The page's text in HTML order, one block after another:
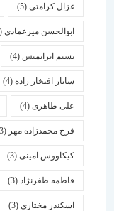
غزال کرامتی (5) محمد
ابوالحسن میرعمادی(4)
نسیم ایرانمنش(4) سید
ساناز افتخار زاده(4)
علی طاهری(4) فرید
فرخ محمدزاده مهر(3)
کیکاووس امینی(3)
فاطمه ظفرنژاد(3)
اسكندر مختاری (3)